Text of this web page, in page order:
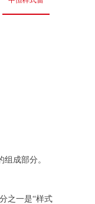
成部分。
之一是“样式